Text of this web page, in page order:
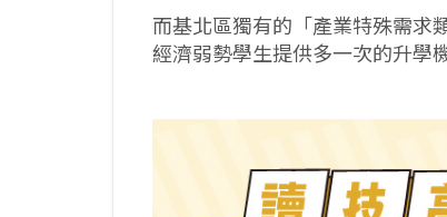
而基北區獨有的「產業特殊需求
經濟弱勢學生提供多一次的升學